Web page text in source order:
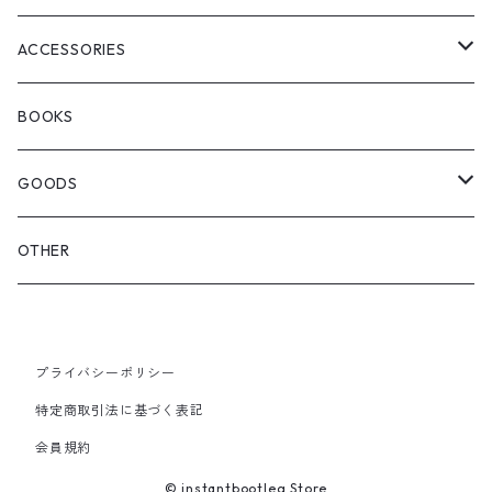
WOODBLOCK
SEDAN ALL-PURPOSE
BOOTS
BACKPACK
SHOULDER
OTHER BAGS
ACCESSORIES
EYE WEAR
CAP&HAT
GLOVES&SCARF
SHOULDER
SMALL BAG
BOOKS
GOODS
TOY
PINS& PINBACK
SOX
OTHER
プライバシーポリシー
特定商取引法に基づく表記
会員規約
© instantbootleg Store